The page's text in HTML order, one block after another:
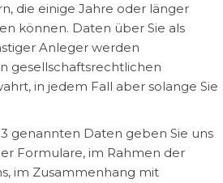
die einige Jahre oder länger
können. Daten über Sie als
Anleger werden
gesellschaftsrechtlichen
in jedem Fall aber solange Sie
genannten Daten geben Sie uns
Formulare, im Rahmen der
im Zusammenhang mit